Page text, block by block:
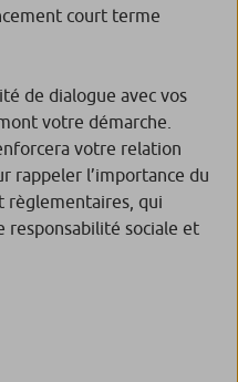
court terme
de dialogue avec vos
votre démarche.
votre relation
rappeler l’importance du
règlementaires, qui
responsabilité sociale et